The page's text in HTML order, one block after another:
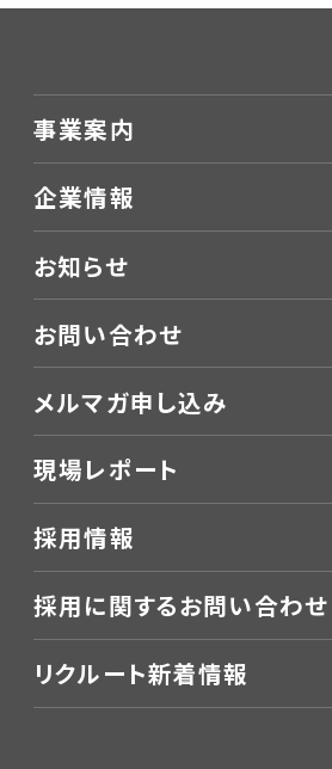
事業案内
企業情報
お知らせ
お問い合わせ
メルマガ申し込み
現場レポート
採用情報
採用に関するお問い合わせ
リクルート新着情報